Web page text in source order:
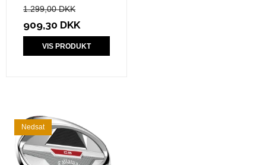
1.299,00 DKK
909,30 DKK
VIS PRODUKT
Nedsat